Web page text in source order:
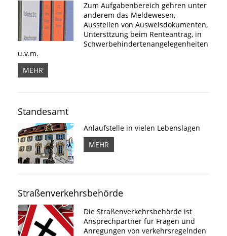
Zum Aufgabenbereich gehren unter
anderem das Meldewesen,
Ausstellen von Ausweisdokumenten,
Untersttzung beim Renteantrag, in
Schwerbehindertenangelegenheiten
u.v.m.
MEHR
Standesamt
Anlaufstelle in vielen Lebenslagen
MEHR
Straßenverkehrsbehörde
Die Straßenverkehrsbehörde ist
Ansprechpartner für Fragen und
Anregungen von verkehrsregelnden